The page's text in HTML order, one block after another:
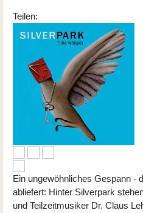
Teilen:
Ein ungewöhnliches Gespann -
abliefert: Hinter Silverpark
und Teilzeitmusiker Dr. Claus